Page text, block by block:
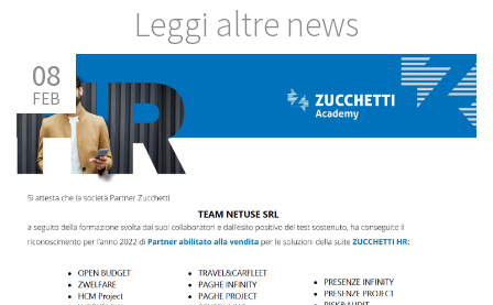
Leggi altre news
08
FEB